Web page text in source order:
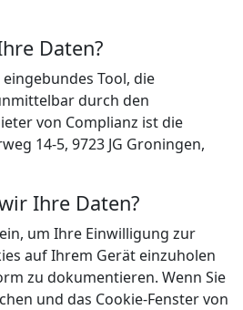
Daten?
Tool, die
durch den
von Complianz ist die
14-5, 9723 JG Groningen,
Ihre Daten?
um Ihre Einwilligung zur
auf Ihrem Gerät einzuholen
zu dokumentieren. Wenn Sie
und das Cookie-Fenster von